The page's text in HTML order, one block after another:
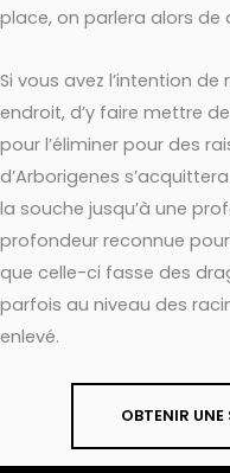
place, on parlera alors de
Si vous avez l’intention
endroit, d’y faire mettre
pour l’éliminer pour des
d’Arborigenes
la souche jusqu’à une
profondeur reconnue
que celle-ci fasse des
parfois au niveau des
enlevé.
OBTENIR